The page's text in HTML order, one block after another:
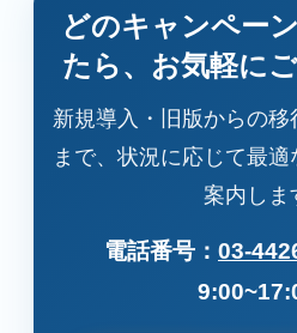
どのキャンペー
たら、お気軽に
新規導入・旧版からの
まで、状況に応じて最
案内しま
電話番号： 03-